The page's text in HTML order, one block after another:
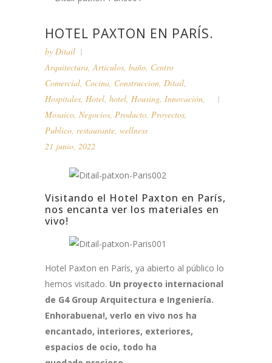
HOTEL PAXTON EN PARÍS.
by Ditail
Arquitectura,Artículos, baño, Centro
Comercial, Cocina, Construccion, Ditail,
Hospitales, Hotel, hotel, Housing, Innovación,
Mosaico, Negocios, Producto, Proyectos,
Publico, restaurante, wellness
21 junio, 2022
Visitando el Hotel Paxton en París,
nos encanta ver los materiales en
vivo!
Hotel Paxton en París, ya abierto al público lo
hemos visitado. Un proyecto internacional
de G4 Group Arquitectura e Ingeniería.
Enhorabuena!, verlo en vivo nos ha
encantado, interiores, exteriores,
espacios de ocio, todo ha